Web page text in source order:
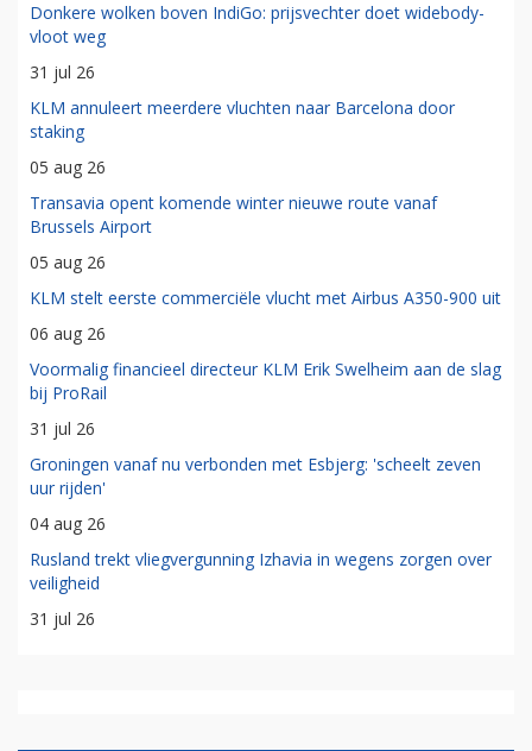
Donkere wolken boven IndiGo: prijsvechter doet widebody-
vloot weg
31 jul 26
KLM annuleert meerdere vluchten naar Barcelona door
staking
05 aug 26
Transavia opent komende winter nieuwe route vanaf
Brussels Airport
05 aug 26
KLM stelt eerste commerciële vlucht met Airbus A350-900 uit
06 aug 26
Voormalig financieel directeur KLM Erik Swelheim aan de slag
bij ProRail
31 jul 26
Groningen vanaf nu verbonden met Esbjerg: 'scheelt zeven
uur rijden'
04 aug 26
Rusland trekt vliegvergunning Izhavia in wegens zorgen over
veiligheid
31 jul 26